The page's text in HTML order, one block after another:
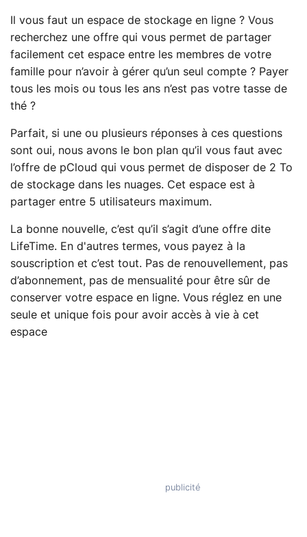
Il vous faut un espace de stockage en ligne ? Vous
recherchez une offre qui vous permet de partager
facilement cet espace entre les membres de votre
famille pour n’avoir à gérer qu’un seul compte ? Payer
tous les mois ou tous les ans n’est pas votre tasse de
thé ?
Parfait, si une ou plusieurs réponses à ces questions
sont oui, nous avons le bon plan qu’il vous faut avec
l’offre de pCloud qui vous permet de disposer de 2 To
de stockage dans les nuages. Cet espace est à
partager entre 5 utilisateurs maximum.
La bonne nouvelle, c’est qu’il s’agit d’une offre dite
LifeTime. En d'autres termes, vous payez à la
souscription et c’est tout. Pas de renouvellement, pas
d’abonnement, pas de mensualité pour être sûr de
conserver votre espace en ligne. Vous réglez en une
seule et unique fois pour avoir accès à vie à cet
espace